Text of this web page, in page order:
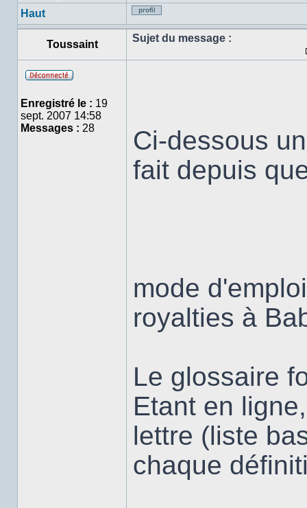
Haut
Profil
Toussaint
Sujet du message :
ligne
Enregistré le : 19
sept. 2007 14:58
Messages : 28
Ci-dessous
fait depuis
mode
royalties à
Le glossaire
Etant en
lettre (liste
chaque